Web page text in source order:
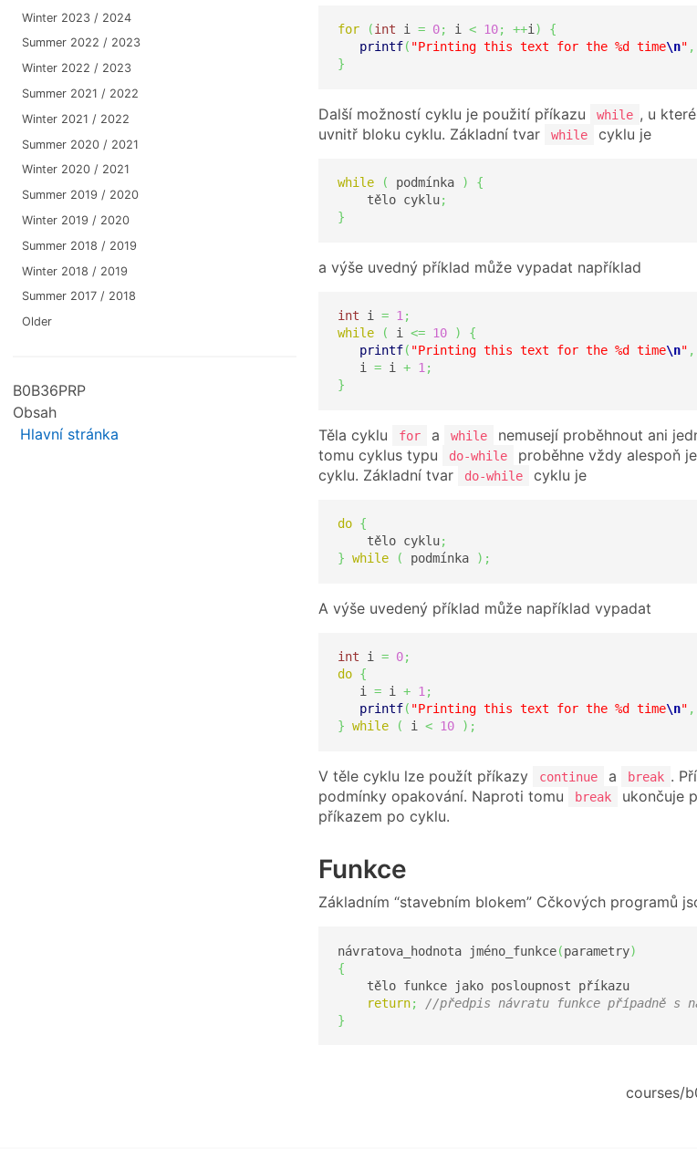
Winter 2023 / 2024
Summer 2022 / 2023
Winter 2022 / 2023
Summer 2021 / 2022
Winter 2021 / 2022
Summer 2020 / 2021
Winter 2020 / 2021
Summer 2019 / 2020
Winter 2019 / 2020
Summer 2018 / 2019
Winter 2018 / 2019
Summer 2017 / 2018
Older
B0B36PRP
Obsah
Hlavní stránka
for (int i = 0; i < 10; ++i)
{
printf( "Printing this text for the %d time\n" ,
}
Další možností cyklu je použití příkazu while , u
uvnitř bloku cyklu. Základní tvar
while cyklu je
while ( podmínka )
{
    tělo cyklu
;
}
a výše uvedný příklad může vypadat například
int i = 1;
while
( i <= 10 )
{
printf( "Printing this text for the %d time\n" ,
   i
= i + 1;
}
Těla cyklu for a while
nemusejí proběhnout ani
tomu cyklus typu
do-while
proběhne vždy alespoň
cyklu. Základní tvar
do-while cyklu je
do {
    tělo cyklu
;
} while ( podmínka ) ;
A výše uvedený příklad může například vypadat
int i = 0;
do {
   i
= i + 1;
printf( "Printing this text for the %d time\n" ,
} while ( i < 10 ) ;
V těle cyklu lze použít příkazy continue a break .
podmínky opakování. Naproti tomu
break
ukončuje
příkazem po cyklu.
Funkce
Základním “stavebním blokem” Cčkových programů
návratova_hodnota jméno_funkce(parametry)
{
    tělo funkce jako posloupnost příkazu
return;
//předpis návratu funkce případně s
}
courses/